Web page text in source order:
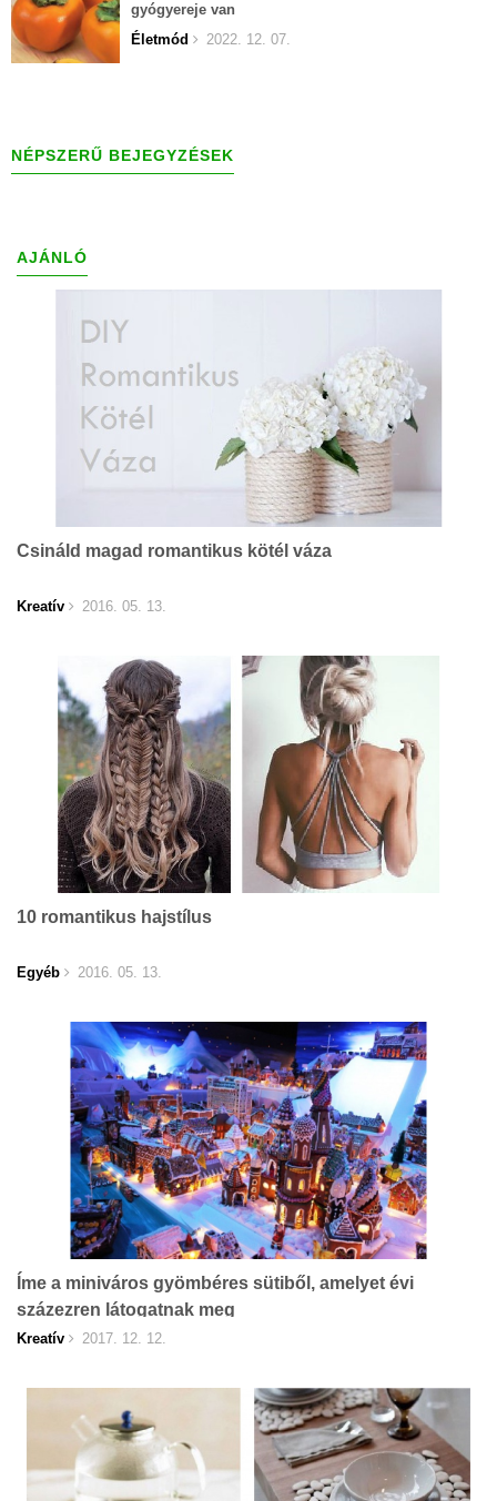
gyógyereje van
Életmód
2022. 12. 07.
NÉPSZERŰ BEJEGYZÉSEK
AJÁNLÓ
Csináld magad romantikus kötél váza
Kreatív 2016. 05. 13.
10 romantikus hajstílus
Egyéb 2016. 05. 13.
Íme a miniváros gyömbéres sütiből, amelyet évi
százezren látogatnak meg
Kreatív 2017. 12. 12.